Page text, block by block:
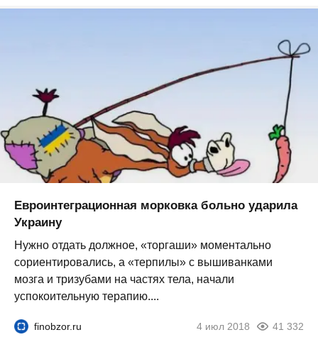
Евроинтеграционная морковка больно ударила
Украину
Нужно отдать должное, «торгаши» моментально
сориентировались, а «терпилы» с вышиванками
мозга и тризубами на частях тела, начали
успокоительную терапию....
finobzor.ru 4 июл 2018 41 332